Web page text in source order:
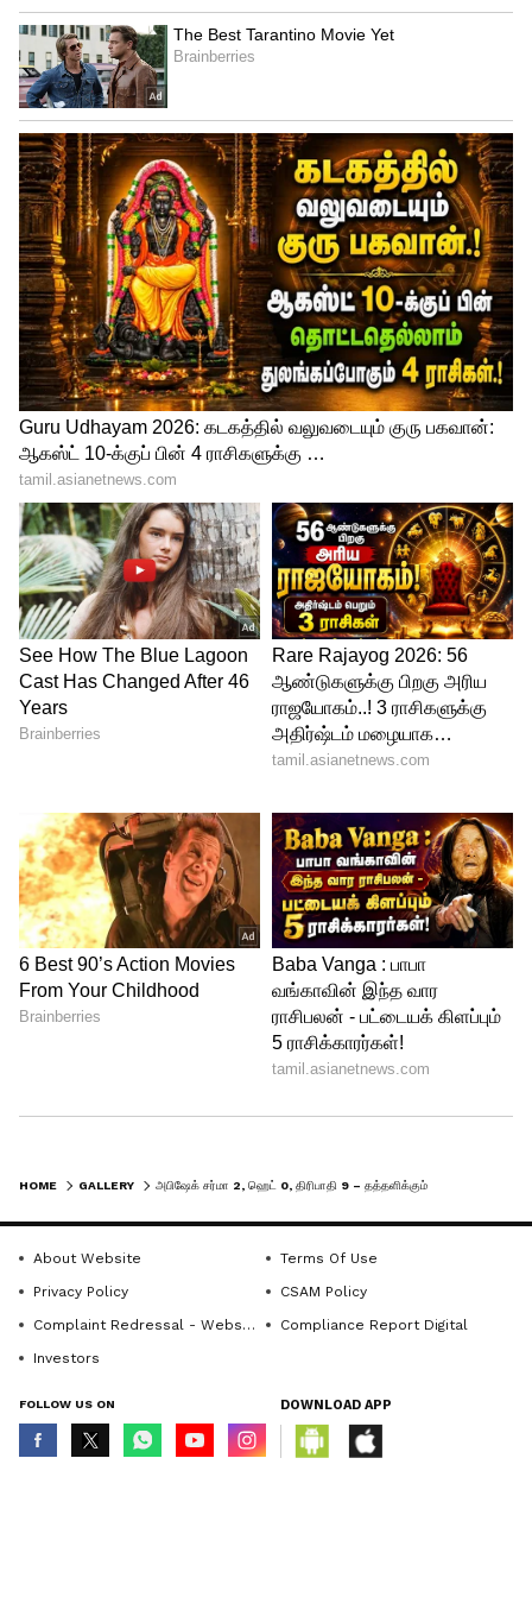
Kolkata Knight Riders vs Sunrisers Hyderabad,
Final
மீண்டும் மிட்செல் ஸ்டார்க் தனது 3ஆவது ஓவரை வீச வந்தார். அந்த
ஓவரின் 2ஆவது பந்திலேயே ராகுல் திரிபாதி 9 ரன்கள் எடுத்த
நிலையில் ஆட்டமிழந்தார். 5 ஓவர்கள் முடிவில் ஹைதராபாத் 3
விக்கெட்டுகளை இழந்து 23 ரன்கள் மட்டுமே எடுத்திருந்தது.
5
6
IPL 2024 Final KKR vs SRH 26 May 2024 live
இவரைத் தொடர்ந்து இன்று தனது 21ஆவது பிறந்தநாளை
கொண்டாடும் நிதிஷ் குமார் ரெட்டி களமிறங்கினார். அவர், ஒரு
ஆட்டமிழந்தார்.
6
6
HOME GALLERY
About Website
Terms Of Use
Privacy Policy
CSAM Policy
Complaint Redressal - Website
Compliance Report Digital
Investors
FOLLOW US ON DOWNLOAD APP